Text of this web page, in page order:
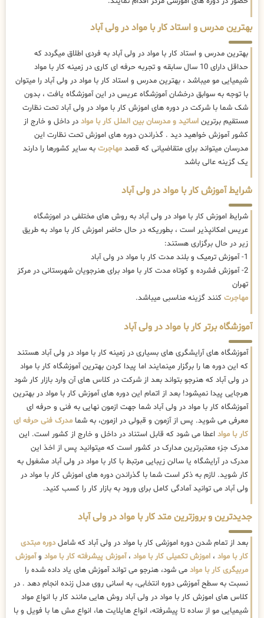
بهترین مدرس و استاد کار با مواد در ولی آباد
بهترین مدرس و استاد کار با مواد در ولی آباد به فردی اطلاق میگردد که
حداقل دارای 10 سال سابقه و تجربه حرفه ای کاری در زمینه کار با مواد
شیمیایی مو میباشد ، بهترین مدرس و استاد کار با مواد در ولی آباد را میتوان
با توجه به سوابق درخشان آموزشگاه عریس در این آموزشگاه یافت ، بدون
شک شما با شرکت در دوره های اموزش کار با مواد در ولی آباد تحت نظارت
مستقیم برترین اساتید و مدرسان بین الملل کار با مواد در داخل و خارج از
کشور آموزش خواهید دید . گذراندن دوره های اموزش تحت نظارت این
مدرسان میتواند برای متقاضیانی که قصد مهاجرت به سایر کشورها را دارند
یک گزینه عالی باشد
شرایط آموزش کار با مواد در ولی آباد
شرایط اموزش کار با مواد در ولی آباد به روش های مختلفی در اموزشگاه
عریس امکانپذیر است ، بطوریکه در حال حاضر اموزش کار با مواد به طریق
زیر در حال برگزاری هستند:
1- آموزش ترمیک و بلند مدت کار با مواد در ولی آباد
2- آموزش فشرده و کوتاه مدت کار با مواد برای هنرجویان شهرستانی در مرکز
تهران
مهاجرت کنند گزینه مناسبی میباشد.
آموزشگاه برتر کار با مواد در ولی آباد
آموزشگاه های آرایشگری های بسیاری در زمینه کار با مواد در ولی آباد هستند
که این دوره ها را برگزار مینمایند اما پیدا کردن بهترین آموزشگاه کار با مواد
در ولی آباد که هنرجو بتواند بعد از شرکت در کلاس های آن وارد بازار کار شود
هرجایی پیدا نمیشود! بعد از اتمام این دوره های آموزش کار با مواد در بهترین
آموزشگاه کار با مواد در ولی آباد شما جهت ازمون نهایی به فنی و حرفه ای
معرفی می شوید. پس از آزمون و قبولی در ازمون، به شما مدرک فنی حرفه ای
کار با مواد اعطا می شود که قابل استناد در داخل و خارج از کشور است. این
مدرک جزء معتبرترین مدارک در کشور است که میتوانید پس از اخذ این
مدرک در آرایشگاه یا سالن زیبایی مرتبط با کار با مواد در ولی آباد مشغول به
کار شوید. لازم به ذکر است شما با گذراندن دوره های اموزش کار با مواد در
ولی آباد می توانید آمادگی کامل برای ورود به بازار کار را کسب کنید.
جدیدترین و بروزترین متد کار با مواد در ولی آباد
بعد از تمام شدن دوره اموزشی کار با مواد در ولی آباد که شاملدوره مبتدی
کار با مواد ، اموزش تکمیلی کار با مواد ،آموزش پیشرفته کار با مواد وآموزش
مربیگری کار با مواد می شود، هنرجو می تواند آموزش های یاد داده شده را
نسبت به سطح آموزشی دوره انتخابی، به اسانی روی مدل زنده انجام دهد . در
کلاس های اموزش کار با مواد در ولی آباد روش هایی مانند کار با انواع مواد
شیمیایی مو از ساده تا پیشرفته، انواع هایلایت ها، انواع مش ها با فویل و با